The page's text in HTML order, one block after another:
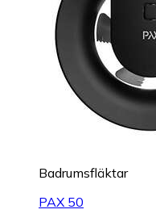
Badrumsfläktar
PAX 50